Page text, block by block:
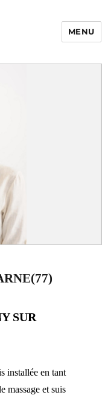
Made in
MENU
SUR
installée en tant
massage et suis